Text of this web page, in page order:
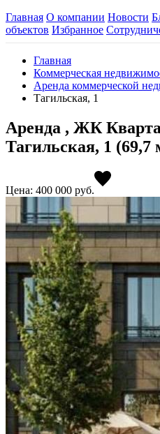
Главная О компании Новости
объектов Избранное
Главная
Коммерческая
Аренда коммерческой
Тагильская, 1
Аренда , ЖК
Тагильская, 1 (69,7
Цена: 400 000 руб.